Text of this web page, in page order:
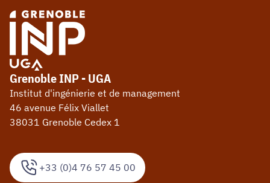
+33 (0)4 76 57 45 00
Grenoble INP - UGA
Institut d'ingénierie et de management
46 avenue Félix Viallet
38031 Grenoble Cedex 1